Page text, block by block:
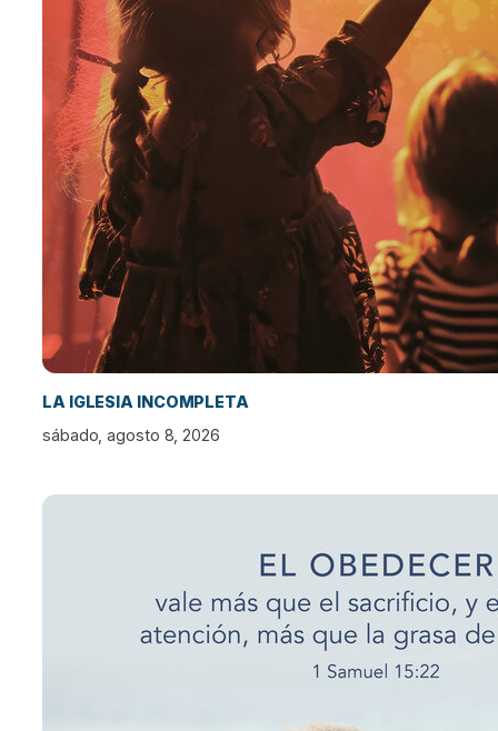
LA IGLESIA INCOMPLETA
sábado, agosto 8, 2026